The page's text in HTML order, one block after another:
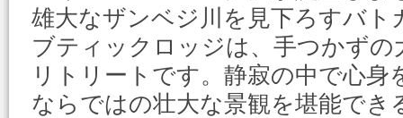
雄大なザンベジ川を見下ろすバト
ブティックロッジは、手つかず
リトリートです。静寂の中で心
ならではの壮大な景観を堪能でき